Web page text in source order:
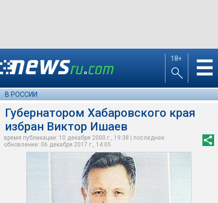
18+ ☰
В РОССИИ
Губернатором Хабаровского края
избран Виктор Ишаев
время публикации: 10 декабря 2000 г., 19:38 | последнее
обновление: 06 декабря 2017 г., 14:05